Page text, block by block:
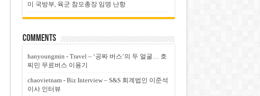
미 국방부, 육군 참모총장 임명 난항
Comments
hanyoungmin - Travel – ‘공짜 버스’의 두 얼굴… 호
찌민 무료버스 이용기
chaovietnam- Biz Interview – S&S 회계법인 이준석
이사 인터뷰